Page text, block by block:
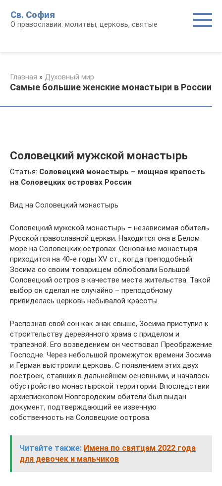
контенту
Св. София
О православии: молитвы, церковь, святые
Главная » Духовный мир
Самые большие женские монастыри в России
Соловецкий мужской монастырь
Статья: Соловецкий монастырь – мощная крепость
на Соловецких островах России
Вид на Соловецкий монастырь
Соловецкий мужской монастырь – независимая обитель
Русской православной церкви. Находится она в Белом
море на Соловецких островах. Основание монастыря
приходится на 40-е годы XV ст., когда преподобный
Зосима со своим товарищем облюбовали Большой
Соловецкий остров в качестве места жительства. Такой
выбор он сделал не случайно – преподобному
привиделась церковь небывалой красоты.
Распознав свой сон как знак свыше, Зосима приступил к
строительству деревянного храма с приделом и
трапезной. Его возведением он чествовал Преображение
Господне. Через небольшой промежуток времени Зосима
и Герман выстроили церковь. С появлением этих двух
построек, ставших в дальнейшем основными, и началось
обустройство монастырской территории. Впоследствии
архиепископом Новгородским обители был выдан
документ, подтверждающий ее извечную
собственность на Соловецкие острова.
Читайте также: Имена по святцам 2022 года
для девочек и мальчиков